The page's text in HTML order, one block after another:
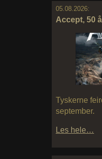
05.08.2026:
Accept, 50
Tyskerne
september.
Les hele…